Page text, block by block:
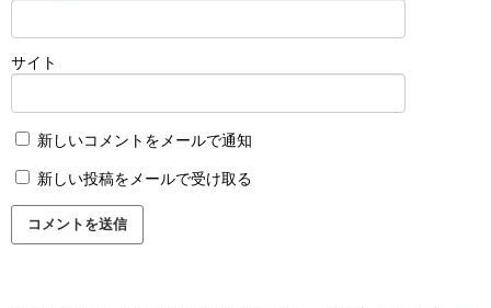
サイト
新しいコメントをメールで通知
新しい投稿をメールで受け取る